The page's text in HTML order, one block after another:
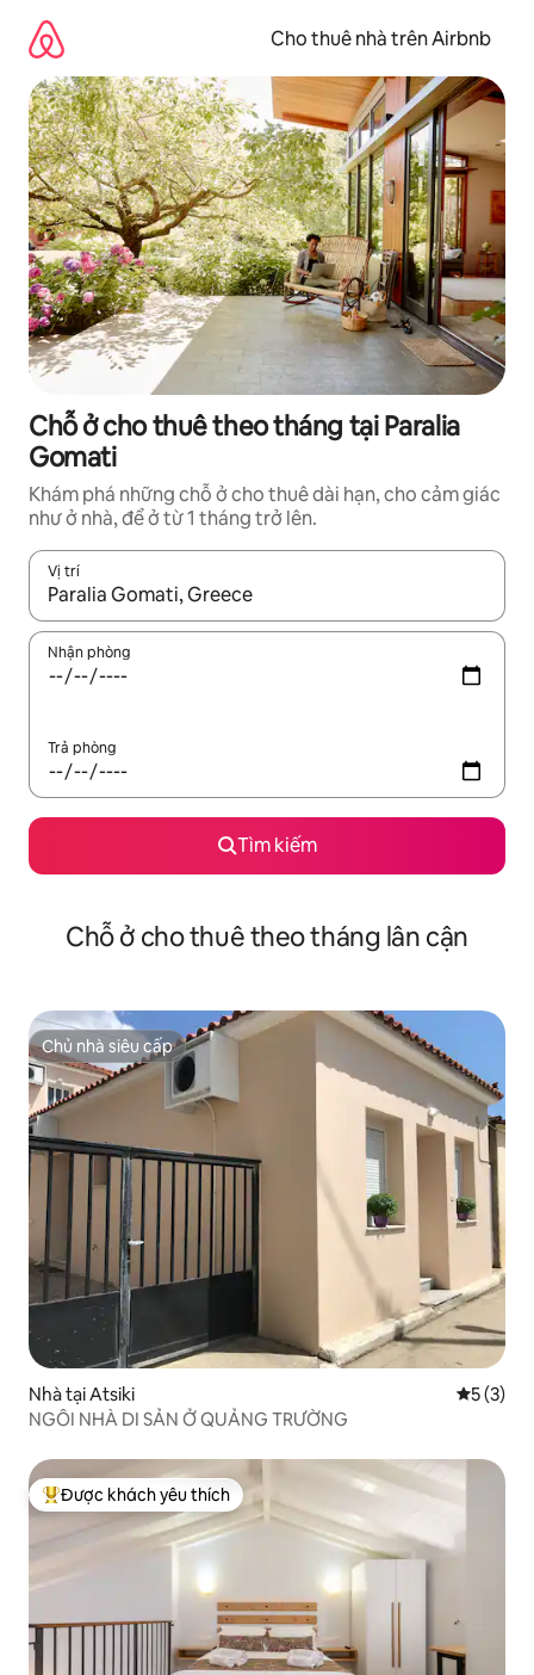
dung
Cho thuê nhà trên Airbnb
Chỗ ở cho thuê theo tháng tại Paralia
Gomati
Khám phá những chỗ ở cho thuê dài hạn, cho cảm giác
như ở nhà, để ở từ 1 tháng trở lên.
Vị trí
Khi có kết quả, hãy điều hướng bằng phím mũi tên lên và
Nhận phòng
Trả phòng
Tìm kiếm
Chỗ ở cho thuê theo tháng lân cận
Chủ nhà siêu cấp
Chủ nhà siêu cấp
Nhà tại Atsiki Xếp5 (3)
NGÔI NHÀ DI SẢN Ở QUẢNG TRƯỜNG
Được khách yêu thích nhất
Được khách yêu thích